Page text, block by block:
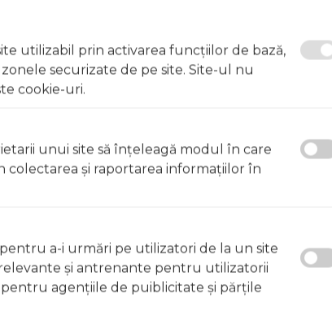
Experimentează cu nuanțele preferate și
temporare cu „henna neagra” va pot
în contact cu produsul. A se pastra departe
temporare cu „henna neagra” va pot
în contact cu produsul. A se pastra departe
utilizabil prin activarea funcţiilor de bază,
securizate de pe site. Site-ul nu
cookie-uri.
unui site să înţeleagă modul în care
colectarea şi raportarea informaţiilor în
a-i urmări pe utilizatori de la un site
şi antrenante pentru utilizatorii
agenţiile de puiblicitate şi părţile